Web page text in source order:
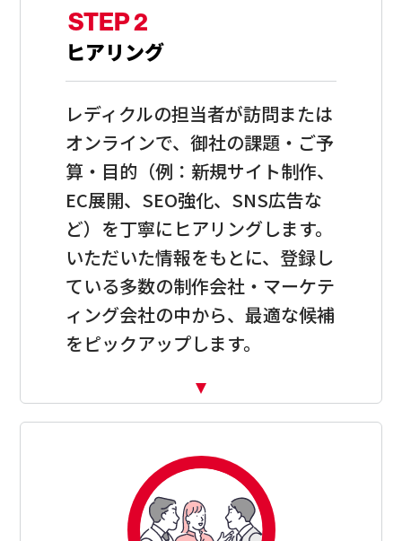
STEP 2
ヒアリング
レディクルの担当者が訪問または
オンラインで、御社の課題・ご予
算・目的（例：新規サイト制作、
EC展開、SEO強化、SNS広告な
ど）を丁寧にヒアリングします。
いただいた情報をもとに、登録し
ている多数の制作会社・マーケテ
ィング会社の中から、最適な候補
をピックアップします。